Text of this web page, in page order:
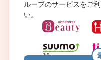
ループのサービスをご
い。